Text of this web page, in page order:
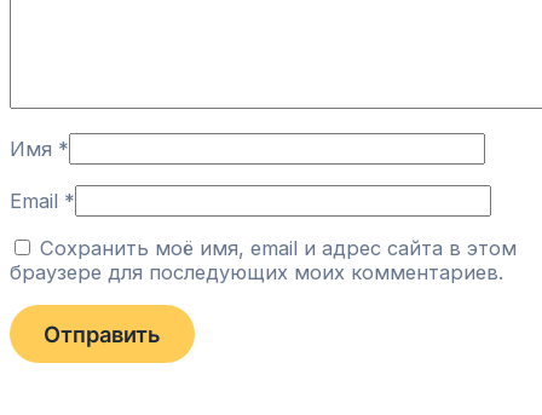
Имя *
Email *
Сохранить моё имя, email и адрес сайта в этом
браузере для последующих моих комментариев.